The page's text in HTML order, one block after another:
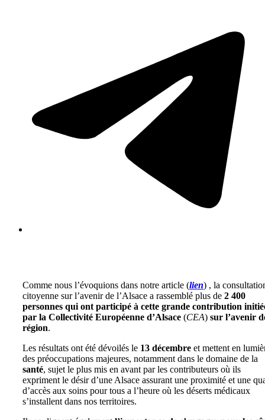
Comme nous l’évoquions dans notre article (lien) , la
citoyenne sur l’avenir de l’Alsace a rassemblé plus de 2 400
personnes qui ont participé à cette grande contribution
par la Collectivité Européenne d’Alsace (CEA) sur l’avenir
région.
Les résultats ont été dévoilés le 13 décembre et mettent en
des préoccupations majeures, notamment dans le domaine de la
santé, sujet le plus mis en avant par les contributeurs où ils
expriment le désir d’une Alsace assurant une proximité et une
d’accès aux soins pour tous a l’heure où les déserts médicaux
s’installent dans nos territoires.